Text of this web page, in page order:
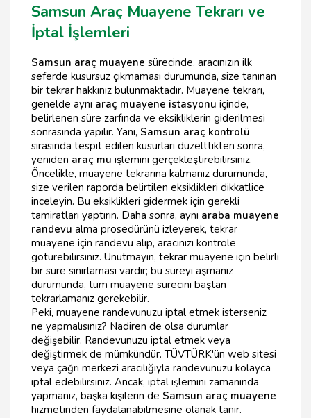
Samsun Araç Muayene Tekrarı ve
İptal İşlemleri
Samsun araç muayene sürecinde, aracınızın ilk
seferde kusursuz çıkmaması durumunda, size tanınan
bir tekrar hakkınız bulunmaktadır. Muayene tekrarı,
genelde aynı araç muayene istasyonu içinde,
belirlenen süre zarfında ve eksikliklerin giderilmesi
sonrasında yapılır. Yani, Samsun araç kontrolü
sırasında tespit edilen kusurları düzelttikten sonra,
yeniden araç mu işlemini gerçekleştirebilirsiniz.
Öncelikle, muayene tekrarına kalmanız durumunda,
size verilen raporda belirtilen eksiklikleri dikkatlice
inceleyin. Bu eksiklikleri gidermek için gerekli
tamiratları yaptırın. Daha sonra, aynı araba muayene
randevu alma prosedürünü izleyerek, tekrar
muayene için randevu alıp, aracınızı kontrole
götürebilirsiniz. Unutmayın, tekrar muayene için belirli
bir süre sınırlaması vardır; bu süreyi aşmanız
durumunda, tüm muayene sürecini baştan
tekrarlamanız gerekebilir.
Peki, muayene randevunuzu iptal etmek isterseniz
ne yapmalısınız? Nadiren de olsa durumlar
değişebilir. Randevunuzu iptal etmek veya
değiştirmek de mümkündür. TÜVTÜRK'ün web sitesi
veya çağrı merkezi aracılığıyla randevunuzu kolayca
iptal edebilirsiniz. Ancak, iptal işlemini zamanında
yapmanız, başka kişilerin de Samsun araç muayene
hizmetinden faydalanabilmesine olanak tanır.